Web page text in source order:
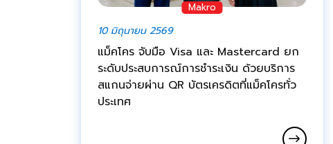
Makro
10 มิถุนายน 2569
แม็คโคร จับมือ Visa และ Mastercard ยก
ระดับประสบการณ์การชำระเงิน ด้วยบริการ
สแกนจ่ายผ่าน QR บัตรเครดิตที่แม็คโครทั่ว
ประเทศ